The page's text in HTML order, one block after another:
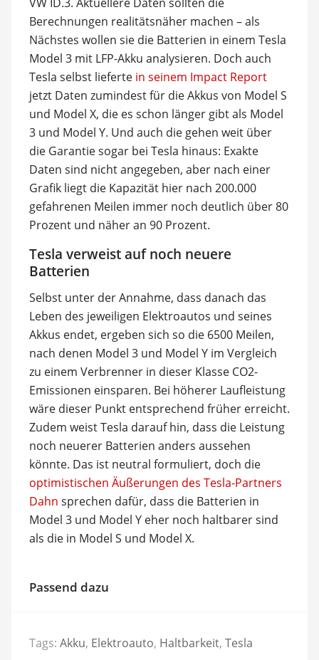
Berechnungen realitätsnäher machen – als
Nächstes wollen sie die Batterien in einem Tesla
Model 3 mit LFP-Akku analysieren. Doch auch
Tesla selbst lieferte in seinem Impact Report
jetzt Daten zumindest für die Akkus von Model S
und Model X, die es schon länger gibt als Model
3 und Model Y. Und auch die gehen weit über
die Garantie sogar bei Tesla hinaus: Exakte
Daten sind nicht angegeben, aber nach einer
Grafik liegt die Kapazität hier nach 200.000
gefahrenen Meilen immer noch deutlich über 80
Prozent und näher an 90 Prozent.
Tesla verweist auf noch neuere
Batterien
Selbst unter der Annahme, dass danach das
Leben des jeweiligen Elektroautos und seines
Akkus endet, ergeben sich so die 6500 Meilen,
nach denen Model 3 und Model Y im Vergleich
zu einem Verbrenner in dieser Klasse CO2-
Emissionen einsparen. Bei höherer Laufleistung
wäre dieser Punkt entsprechend früher erreicht.
Zudem weist Tesla darauf hin, dass die Leistung
noch neuerer Batterien anders aussehen
könnte. Das ist neutral formuliert, doch die
optimistischen Äußerungen des Tesla-Partners
Dahn sprechen dafür, dass die Batterien in
Model 3 und Model Y eher noch haltbarer sind
als die in Model S und Model X.
Passend dazu
Tags: Akku, Elektroauto, Haltbarkeit, Tesla